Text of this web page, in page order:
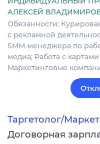
АЛЕКСЕЙ
Обязанности:
с рекламной
SMM-менеджера по
медиа; Работа с
Маркетинговые
Таргетолог/
Договорная